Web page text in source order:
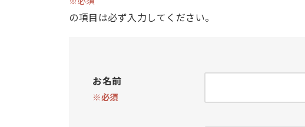
の項目は必ず入力してください。
お名前
※必須